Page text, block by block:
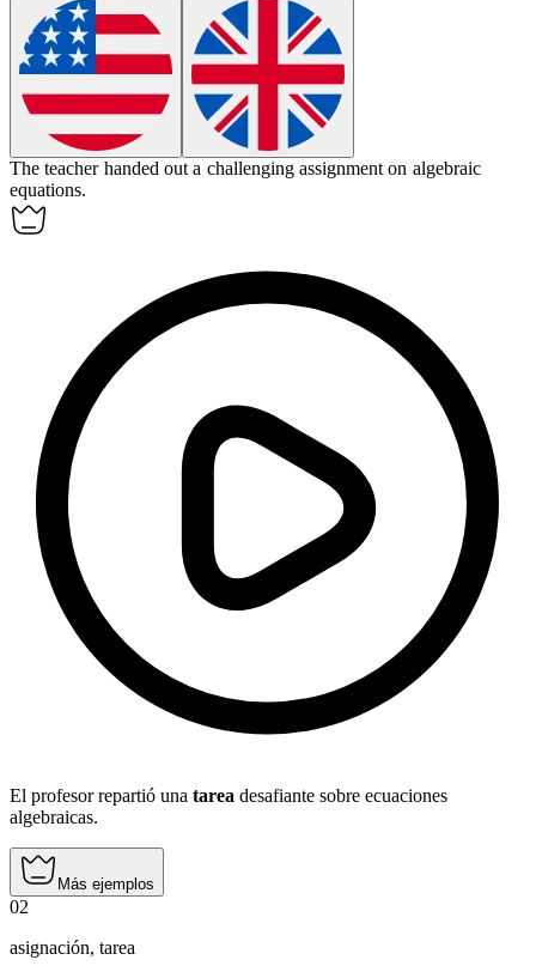
The teacher handed out a challenging assignment on algebraic
equations.
El profesor repartió una tarea desafiante sobre ecuaciones
algebraicas.
Más ejemplos
02
asignación, tarea